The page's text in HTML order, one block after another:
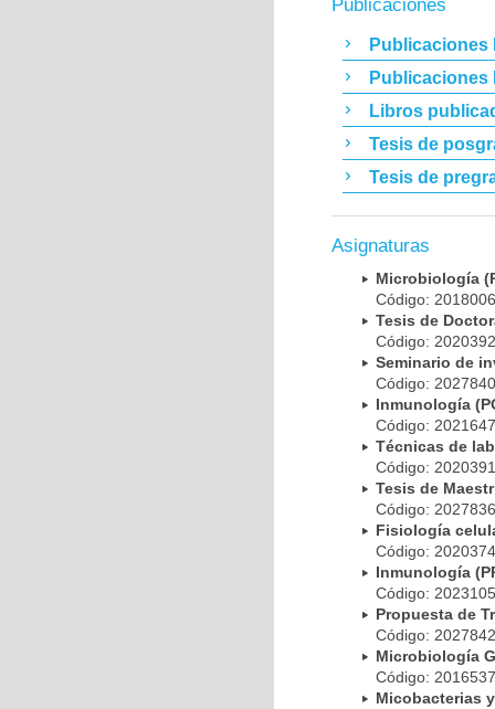
Publicaciones
Publicaciones
Publicaciones
Libros
Tesis de
Tesis de
Asignaturas
Microbiología
Código:
Tesis de
Código:
Seminario de
Código:
Inmunología
Código:
Técnicas de
Código:
Tesis de
Código:
Fisiología
Código:
Inmunología
Código:
Propuesta de
Código:
Microbiología
Código:
Micobacterias